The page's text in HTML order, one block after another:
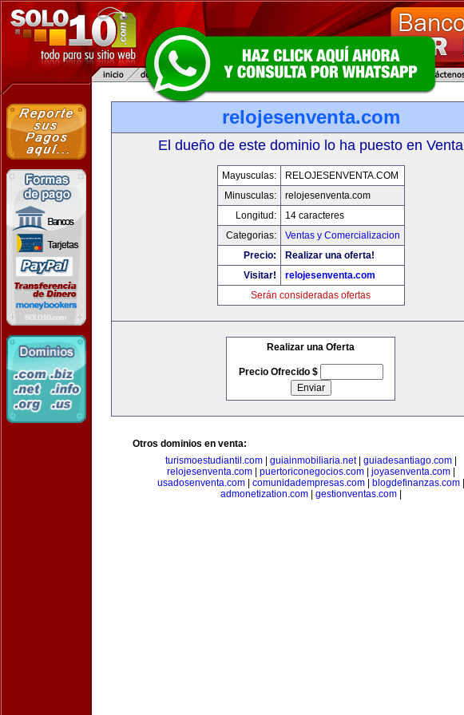
relojesenventa.com
El dueño de este dominio lo ha puesto en Venta
Mayusculas:
RELOJESENVENTA.COM
Minusculas:
relojesenventa.com
Longitud:
14 caracteres
Categorias:
Ventas y Comercializacion
Precio:
Realizar una oferta!
Visitar!
relojesenventa.com
Serán consideradas ofertas
Realizar una Oferta
Precio Ofrecido $
Otros dominios en venta:
turismoestudiantil.com| guiainmobiliaria.net| guiadesantiago.com|
relojesenventa.com| puertoriconegocios.com| joyasenventa.com|
usadosenventa.com| comunidadempresas.com| blogdefinanzas.com|
admonetization.com| gestionventas.com|